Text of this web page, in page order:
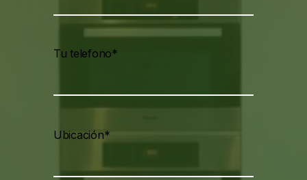
Tu telefono*
Ubicación*